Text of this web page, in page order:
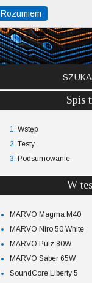
Spis
1. Wstęp
2. Testy
3. Podsumowanie
W
MARVO Magma M40
MARVO Niro 50 White
MARVO Pulz 80W
MARVO Saber 65W
SoundCore Liberty 5
Rozumiem